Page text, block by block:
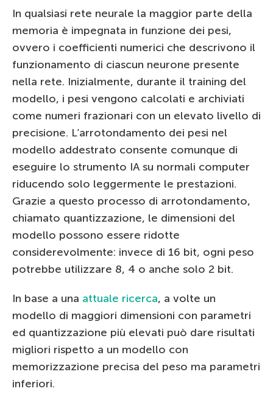
In qualsiasi rete neurale la maggior parte della
memoria è impegnata in funzione dei pesi,
ovvero i coefficienti numerici che descrivono il
funzionamento di ciascun neurone presente
nella rete. Inizialmente, durante il training del
modello, i pesi vengono calcolati e archiviati
come numeri frazionari con un elevato livello di
precisione. L’arrotondamento dei pesi nel
modello addestrato consente comunque di
eseguire lo strumento IA su normali computer
riducendo solo leggermente le prestazioni.
Grazie a questo processo di arrotondamento,
chiamato quantizzazione, le dimensioni del
modello possono essere ridotte
considerevolmente: invece di 16 bit, ogni peso
potrebbe utilizzare 8, 4 o anche solo 2 bit.
In base a una attuale ricerca, a volte un
modello di maggiori dimensioni con parametri
ed quantizzazione più elevati può dare risultati
migliori rispetto a un modello con
memorizzazione precisa del peso ma parametri
inferiori.